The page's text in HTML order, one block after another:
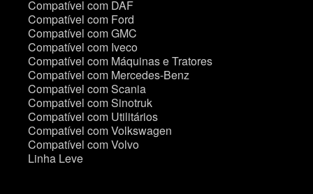
Compatível com DAF
Compatível com Ford
Compatível com GMC
Compatível com Iveco
Compatível com Máquinas e Tratores
Compatível com Mercedes-Benz
Compatível com Scania
Compatível com Sinotruk
Compatível com Utilitários
Compatível com Volkswagen
Compatível com Volvo
Linha Leve